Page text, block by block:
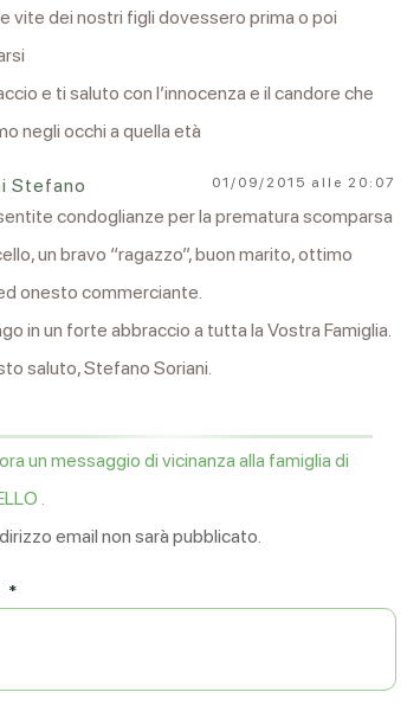
vite dei nostri figli dovessero prima o poi
e ti saluto con l’innocenza e il candore che
negli occhi a quella età
Stefano 01/09/2015 alle 20:07
condoglianze per la prematura scomparsa
un bravo “ragazzo”, buon marito, ottimo
onesto commerciante.
in un forte abbraccio a tutta la Vostra Famiglia.
saluto, Stefano Soriani.
un messaggio di vicinanza alla famiglia di
.
email non sarà pubblicato.
*